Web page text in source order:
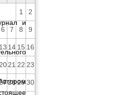
и
1 2
6 7 8 9
13 14 15 16
20 21 22 23
2829 30